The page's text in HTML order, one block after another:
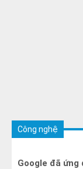
Công nghệ
Google đã